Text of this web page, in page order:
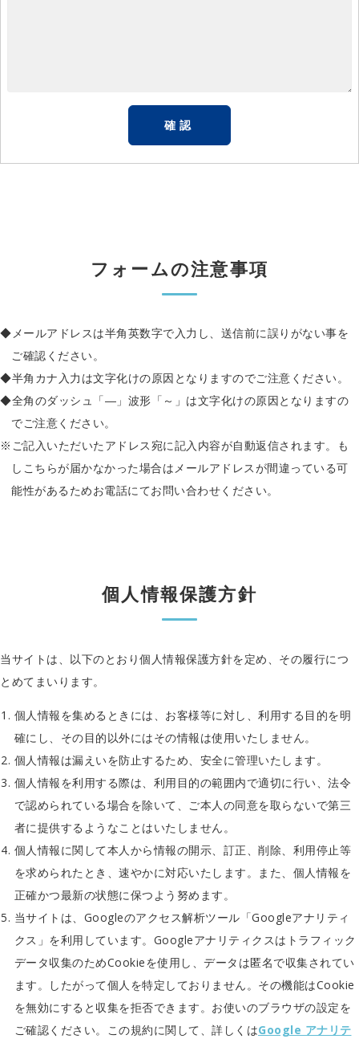
フォームの注意事項
メールアドレスは半角英数字で入力し、送信前に誤りがない事を
ご確認ください。
半角カナ入力は文字化けの原因となりますのでご注意ください。
全角のダッシュ「―」波形「～」は文字化けの原因となりますの
でご注意ください。
ご記入いただいたアドレス宛に記入内容が自動返信されます。も
しこちらが届かなかった場合はメールアドレスが間違っている可
能性があるためお電話にてお問い合わせください。
個人情報保護方針
当サイトは、以下のとおり個人情報保護方針を定め、その履行につ
とめてまいります。
個人情報を集めるときには、お客様等に対し、利用する目的を明
確にし、その目的以外にはその情報は使用いたしません。
個人情報は漏えいを防止するため、安全に管理いたします。
個人情報を利用する際は、利用目的の範囲内で適切に行い、法令
で認められている場合を除いて、ご本人の同意を取らないで第三
者に提供するようなことはいたしません。
個人情報に関して本人から情報の開示、訂正、削除、利用停止等
を求められたとき、速やかに対応いたします。また、個人情報を
正確かつ最新の状態に保つよう努めます。
当サイトは、Googleのアクセス解析ツール「Googleアナリティ
クス」を利用しています。Googleアナリティクスはトラフィック
データ収集のためCookieを使用し、データは匿名で収集されてい
ます。したがって個人を特定しておりません。その機能はCookie
を無効にすると収集を拒否できます。お使いのブラウザの設定を
ご確認ください。この規約に関して、詳しくはGoogle アナリテ